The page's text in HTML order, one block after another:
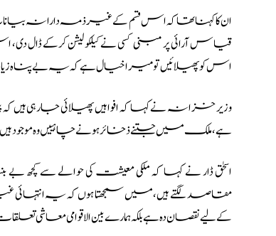
ان کا کہنا تھا کہ اس قسم کے غیر ذمہ دارانہ
قیاس آرائی پر مبنی کسی نے کیلکولیشن کرکے ڈال
اس کو پھیلائیں تو میرا خیال ہے کہ یہ بے پناہ
وزیر خزانہ نے کہا کہ افواہیں پھیلائی جارہی ہیں کہ
ہے، ملک میں جتنے ذخائر ہونے چاہییں وہ موجود
اسحٰق ڈار نے کہا کہ ملکی معیشت کی حوالے سے کچھ
مقاصد لگتے ہیں، میں سمجھتا ہوں کہ یہ
کے لیے نقصان دہ ہے بلکہ ہمارے بین الاقوامی معاشی